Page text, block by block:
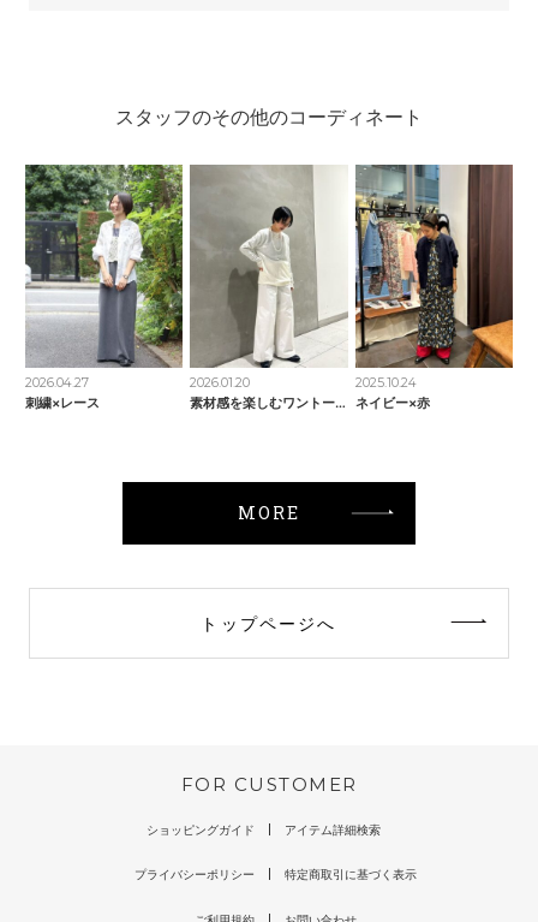
スタッフのその他のコーディネート
2026.04.27
刺繍×レース
2026.01.20
素材感を楽しむワントーンコーデ
2025.10.24
ネイビー×赤
MORE
トップページへ
FOR CUSTOMER
ショッピングガイド アイテム詳細検索
プライバシーポリシー 特定商取引に基づく表示